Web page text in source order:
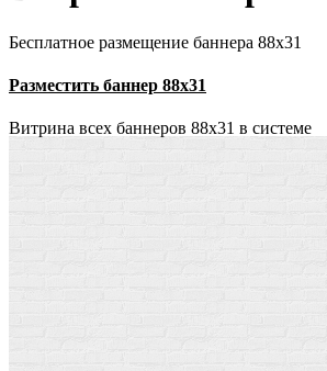
Бесплатное размещение баннера 88х31
Разместить баннер 88х31
Витрина всех баннеров 88x31 в системе